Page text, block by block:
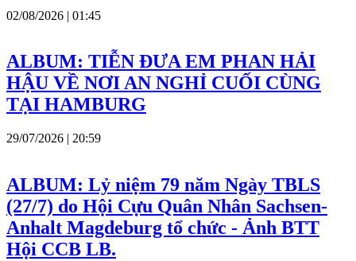
02/08/2026 | 01:45
ALBUM: TIỄN ĐƯA EM PHAN HẢI
HẬU VỀ NƠI AN NGHỈ CUỐI CÙNG
TẠI HAMBURG
29/07/2026 | 20:59
ALBUM: Lỷ niệm 79 năm Ngày TBLS
(27/7) do Hội Cựu Quân Nhân Sachsen-
Anhalt Magdeburg tổ chức - Ảnh BTT
Hội CCB LB.